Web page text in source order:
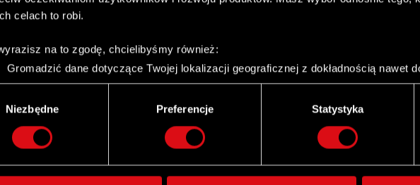
celach to robi.
na to zgodę, chcielibyśmy również:
Gromadzić dane dotyczące Twojej lokalizacji geograficznej z dokładnością nawet
Identyfikować Twoje urządzenie, aktywnie analizując charakteryzującego je zbiory
się więcej odnośnie tego, jak Twoje osobiste dane są przetwarzane oraz ustaw
. W Deklaracji plików cookie możesz zmienić lub wycofać swoją zgodę w
pliki cookie do spersonalizowania treści i reklam, aby oferować funkcje
Niezbędne Preferencje Statystyka
2013
kredytu obrotowego z BRE Bank S.A.
2013
do badania sprawozdań finansowych za 2013 rok